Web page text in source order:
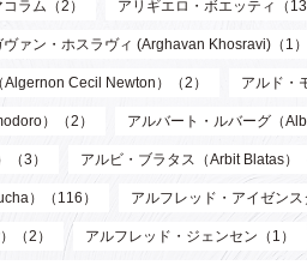
ラム（2） アリギエロ・ボエッティ（13
ヴァン・ホスラヴィ (Arghavan Khosravi)（1）
Cecil Newton）（2） アルド・
）（2） アルバート・ルバーグ（
3） アルビ・ブラタス（Arbit Blatas）
）（116） アルフレッド・アイゼン
（2） アルフレッド・ジェンセン（1）